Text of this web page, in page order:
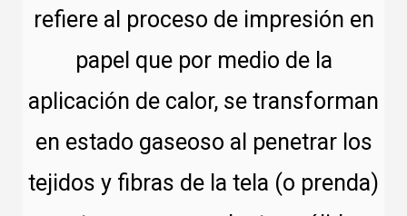
refiere al proceso de impresión en
papel que por medio de la
aplicación de calor, se transforman
en estado gaseoso al penetrar los
tejidos y fibras de la tela (o prenda)